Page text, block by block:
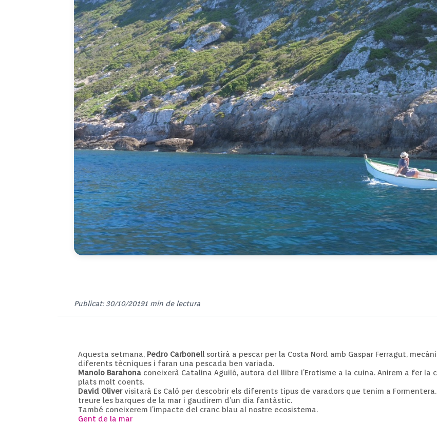
Publicat: 30/10/20191 min de lectura
Aquesta setmana, Pedro Carbonellsortirà a pescar per la Costa Nord amb Gaspar Ferragut,
diferents tècniques i faran una pescada ben variada.
Manolo Barahona coneixerà Catalina Aguiló, autora del llibre l’Erotisme a la cuina. Anirem a fer
plats molt coents.
David Olivervisitarà Es Caló per descobrir els diferents tipus de varadors que tenim a
treure les barques de la mar i gaudirem d’un dia fantàstic.
També coneixerem l’impacte del cranc blau al nostre ecosistema.
Gent de la mar